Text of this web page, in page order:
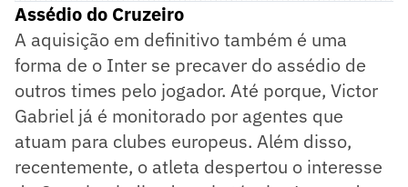
Assédio do Cruzeiro
A aquisição em definitivo também é uma
forma de o Inter se precaver do assédio de
outros times pelo jogador. Até porque, Victor
Gabriel já é monitorado por agentes que
atuam para clubes europeus. Além disso,
recentemente, o atleta despertou o interesse